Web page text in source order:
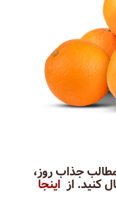
جذاب روز،
کنید. از اینجا